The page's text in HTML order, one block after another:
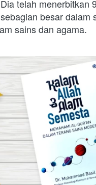
telah menerbitkan
besar dalam
sains dan agama.